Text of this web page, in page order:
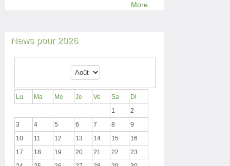
More...
News pour 2026
Lu Ma Me Je Ve Sa
Di
1
2
3
4 5 6 7 8
9
10
11 12 13 14 15
16
17
18 19 20 21 22
23